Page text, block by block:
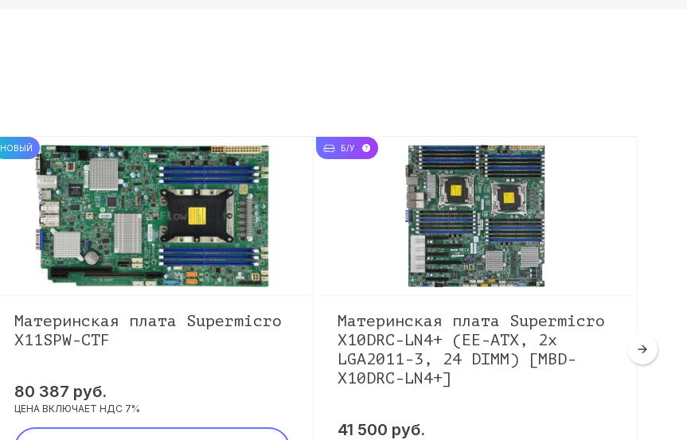
НОВЫЙ
Материнская плата Supermicro
X11SPW-CTF
80 387 руб.
ЦЕНА ВКЛЮЧАЕТ НДС 7%
Б/У
Материнская плата Supermicro
X10DRС-LN4+ (EE-ATX, 2x
LGA2011-3, 24 DIMM) [MBD-
X10DRC-LN4+]
41 500 руб.